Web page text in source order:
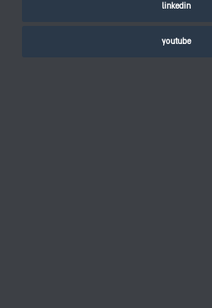
linkedin
youtube